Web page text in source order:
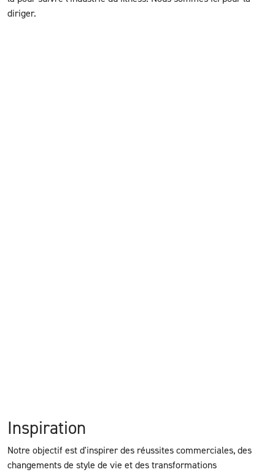
diriger.
Inspiration
Notre objectif est d'inspirer des réussites commerciales, des
changements de style de vie et des transformations